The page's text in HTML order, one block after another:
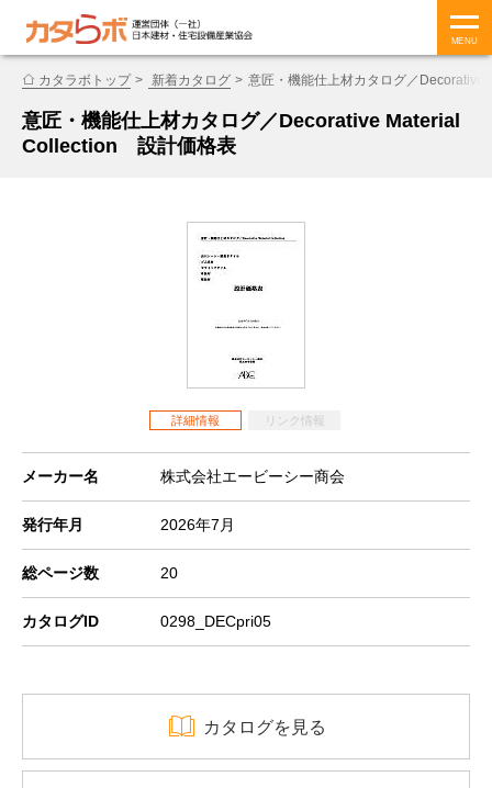
MENU
カタラボトップ 新着カタログ 意匠・機能仕上材カタログ／
意匠・機能仕上材カタログ／Decorative Material
Collection 設計価格表
詳細情報 リンク情報
メーカー名 株式会社エービーシー商会
発行年月 2026年7月
総ページ数 20
カタログID 0298_DECpri05
カタログを見る